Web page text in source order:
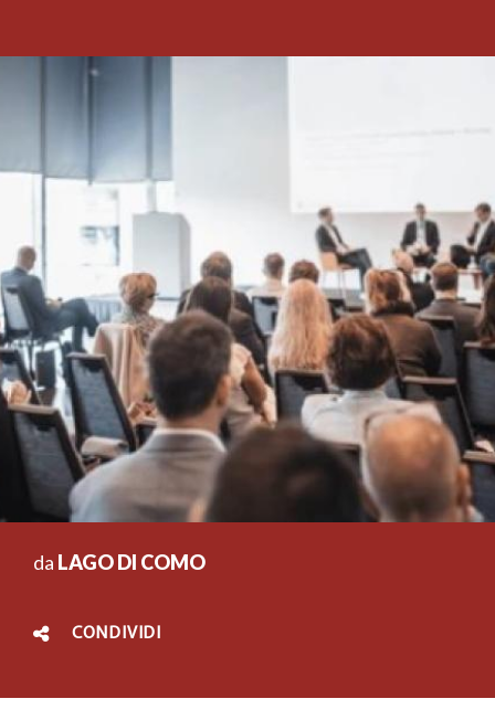
da LAGO DI COMO
CONDIVIDI